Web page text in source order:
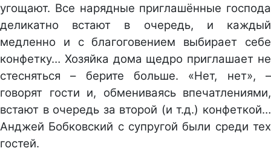
угощают. Все нарядные приглашённые господа
деликатно встают в очередь, и каждый
медленно и с благоговением выбирает себе
конфетку… Хозяйка дома щедро приглашает не
стесняться – берите больше. «Нет, нет», –
говорят гости и, обмениваясь впечатлениями,
встают в очередь за второй (и т.д.) конфеткой…
Анджей Бобковский с супругой были среди тех
гостей.